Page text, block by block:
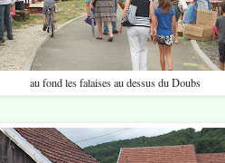
au fond les falaises au dessus du Doubs